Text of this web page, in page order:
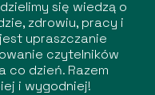
się wiedzą o
zdrowiu, pracy i
upraszczanie
czytelników
co dzień. Razem
i wygodniej!